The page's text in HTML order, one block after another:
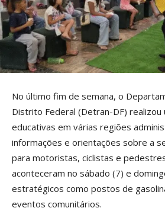
No último fim de semana, o
Distrito Federal (Detran-DF) realizou
educativas em várias regiões
informações e orientações sobre a
para motoristas, ciclistas e
aconteceram no sábado (7) e
estratégicos como postos de
eventos comunitários.